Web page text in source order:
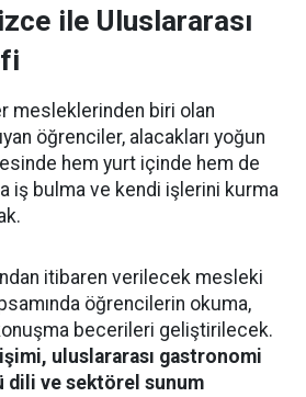
ile Uluslararası
mesleklerinden biri olan
öğrenciler, alacakları yoğun
hem yurt içinde hem de
iş bulma ve kendi işlerini kurma
itibaren verilecek mesleki
öğrencilerin okuma,
becerileri geliştirilecek.
uluslararası gastronomi
ve sektörel sunum